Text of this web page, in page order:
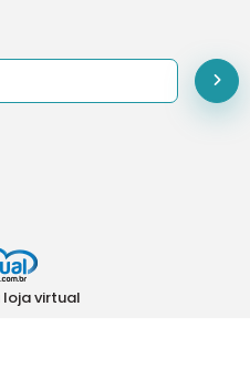
loja virtual